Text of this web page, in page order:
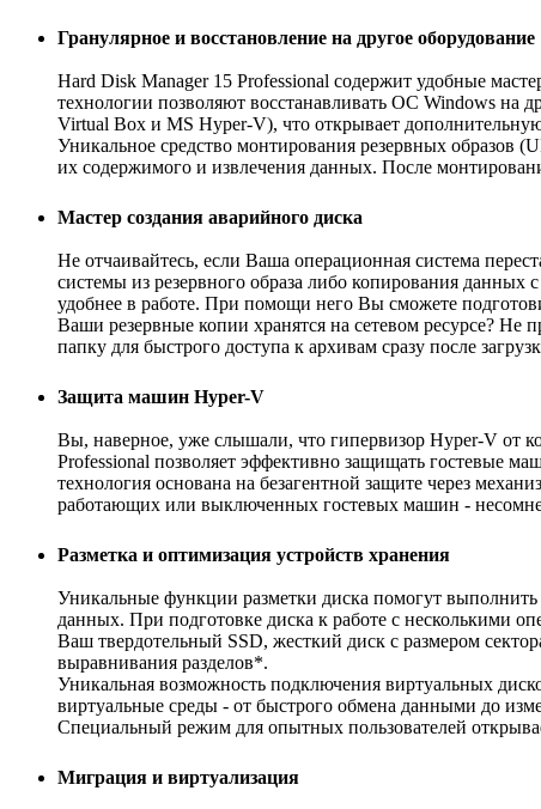
Гранулярное и восстановление на другое оборудование
Hard Disk Manager 15 Professional содержит удобные
технологии позволяют восстанавливать ОС Windows на
Virtual Box и MS Hyper-V), что открывает
Уникальное средство монтирования резервных
их содержимого и извлечения данных. После
Мастер создания аварийного диска
Не отчаивайтесь, если Ваша операционная система
системы из резервного образа либо копирования
удобнее в работе. При помощи него Вы сможете
Ваши резервные копии хранятся на сетевом ресурсе? Не
папку для быстрого доступа к архивам сразу после
Защита машин Hyper-V
Вы, наверное, уже слышали, что гипервизор Hyper-V от
Professional позволяет эффективно защищать гостевые
технология основана на безагентной защите через
работающих или выключенных гостевых машин -
Разметка и оптимизация устройств хранения
Уникальные функции разметки диска помогут
данных. При подготовке диска к работе с несколькими
Ваш твердотельный SSD, жесткий диск с размером
выравнивания разделов*.
Уникальная возможность подключения виртуальных
виртуальные среды - от быстрого обмена данными до
Специальный режим для опытных пользователей
Миграция и виртуализация